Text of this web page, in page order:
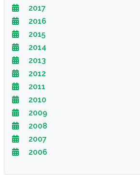
2017
2016
2015
2014
2013
2012
2011
2010
2009
2008
2007
2006